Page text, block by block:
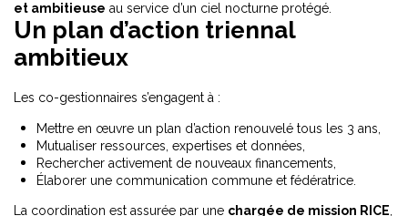
et ambitieuse au service d’un ciel nocturne protégé.
Un plan d’action triennal
ambitieux
Les co-gestionnaires s’engagent à :
Mettre en œuvre un plan d’action renouvelé tous les 3 ans,
Mutualiser ressources, expertises et données,
Rechercher activement de nouveaux financements,
Élaborer une communication commune et fédératrice.
La coordination est assurée par une chargée de mission RICE